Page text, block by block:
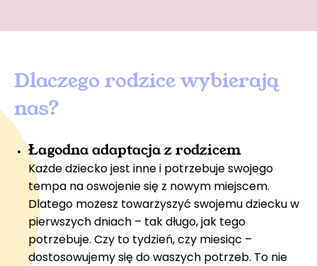
Dlaczego rodzice wybierają
nas?
Łagodna adaptacja z rodzicem
Każde dziecko jest inne i potrzebuje swojego
tempa na oswojenie się z nowym miejscem.
Dlatego możesz towarzyszyć swojemu dziecku w
pierwszych dniach – tak długo, jak tego
potrzebuje. Czy to tydzień, czy miesiąc –
dostosowujemy się do waszych potrzeb. To nie